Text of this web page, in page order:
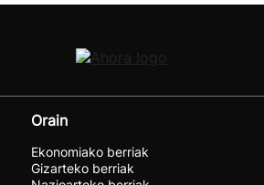
Orain
Ekonomiako berriak
Gizarteko berriak